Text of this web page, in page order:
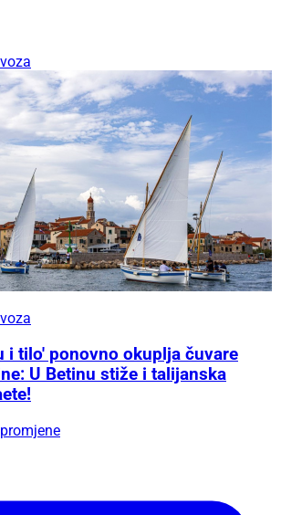
i tilo' ponovno okuplja čuvare
U Betinu stiže i talijanska